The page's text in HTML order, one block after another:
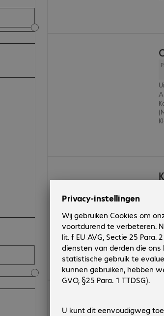
€ 8,99